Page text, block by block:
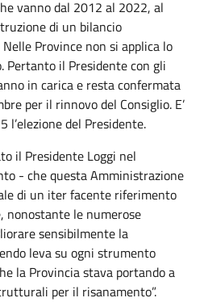
vanno dal 2012 al 2022, al
di un bilancio
Province non si applica lo
Pertanto il Presidente con gli
in carica e resta confermata
per il rinnovo del Consiglio. E’
l’elezione del Presidente.
il Presidente Loggi nel
- che questa Amministrazione
di un iter facente riferimento
nonostante le numerose
sensibilmente la
leva su ogni strumento
la Provincia stava portando a
per il risanamento”.